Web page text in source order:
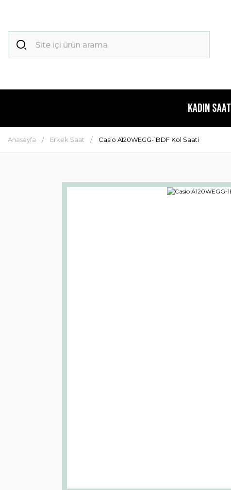
Kadın Saat
Anasayfa Erkek Saat Casio A120WEGG-1BDF Kol Saati